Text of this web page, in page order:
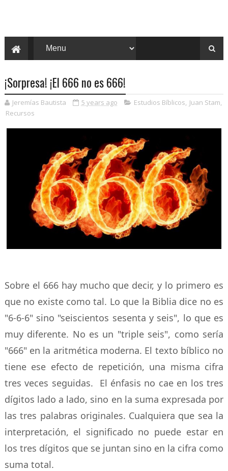
¡Sorpresa! ¡El 666 no es 666!
Jeremías Bautista 5 years ago Estudios Bíblicos, Juan Stam,
Recursos
Sobre el 666 hay mucho que decir, y lo primero es
que no existe como tal. Lo que la Biblia dice no es
"6-6-6" sino "seiscientos sesenta y seis", lo que es
muy diferente. No es un "triple seis", como sería
"666" en la aritmética moderna. El texto bíblico no
tiene ese efecto de repetición, una misma cifra
tres veces seguidas. El énfasis no cae en los tres
dígitos lado a lado, sino en la suma expresada por
las tres palabras originales. Cualquiera que sea la
interpretación, el significado no puede estar en
los tres dígitos que se juntan sino en la cifra como
suma total.